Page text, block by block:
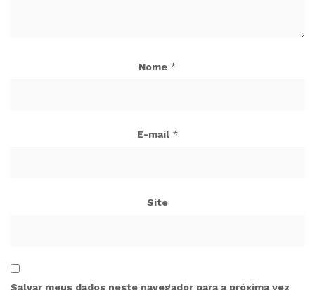
Nome *
E-mail *
Site
Salvar meus dados neste navegador para a próxima vez